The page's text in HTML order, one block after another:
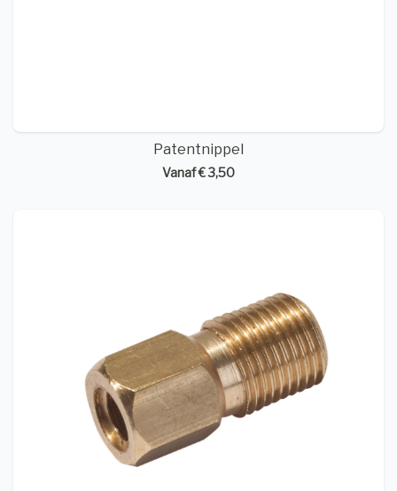
Patentnippel
Vanaf € 3,50